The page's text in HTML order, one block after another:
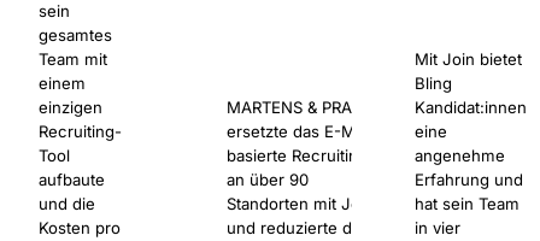
sein
gesamtes
Team mit
einem
einzigen
Recruiting-
Tool
aufbaute
und die
Kosten pro
MARTENS & PRAHL
ersetzte das E-Mail-
basierte Recruiting
an über 90
Standorten mit Join
und reduzierte die
Mit Join bietet
Bling
Kandidat:innen
eine
angenehme
Erfahrung und
hat sein Team
in vier